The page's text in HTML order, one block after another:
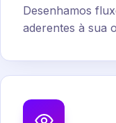
Desenhamos
aderentes à sua